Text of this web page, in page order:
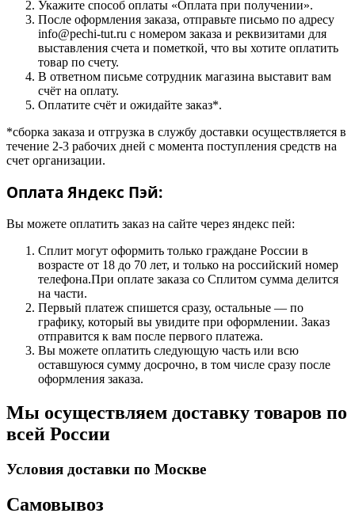
Укажите способ оплаты «Оплата при получении».
После оформления заказа, отправьте письмо по адресу
info@pechi-tut.ru с номером заказа и реквизитами для
выставления счета и пометкой, что вы хотите оплатить
товар по счету.
В ответном письме сотрудник магазина выставит вам
счёт на оплату.
Оплатите счёт и ожидайте заказ*.
*сборка заказа и отгрузка в службу доставки осуществляется в
течение 2-3 рабочих дней с момента поступления средств на
счет организации.
Оплата Яндекс Пэй:
Вы можете оплатить заказ на сайте через яндекс пей:
Сплит могут оформить только граждане России в
возрасте от 18 до 70 лет, и только на российский номер
телефона.При оплате заказа со Сплитом сумма делится
на части.
Первый платеж спишется сразу, остальные — по
графику, который вы увидите при оформлении. Заказ
отправится к вам после первого платежа.
Вы можете оплатить следующую часть или всю
оставшуюся сумму досрочно, в том числе сразу после
оформления заказа.
Мы осуществляем доставку товаров по
всей России
Условия доставки по Москве
Самовывоз